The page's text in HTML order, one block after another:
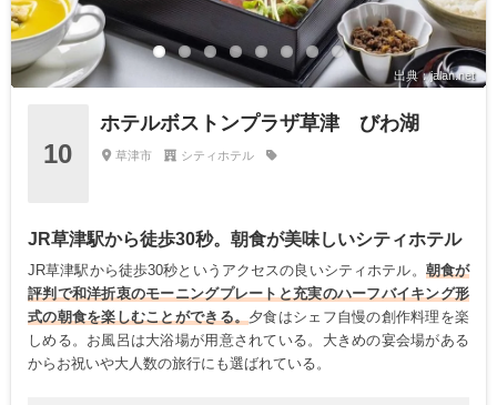
出典：jalan.net
10
ホテルボストンプラザ草津 びわ湖
草津市 シティホテル
JR草津駅から徒歩30秒。朝食が美味しいシティホテル
JR草津駅から徒歩30秒というアクセスの良いシティホテル。 朝食が
評判で和洋折衷のモーニングプレートと充実のハーフバイキング形
式の朝食を楽しむことができる。 夕食はシェフ自慢の創作料理を楽
しめる。お風呂は大浴場が用意されている。大きめの宴会場がある
からお祝いや大人数の旅行にも選ばれている。